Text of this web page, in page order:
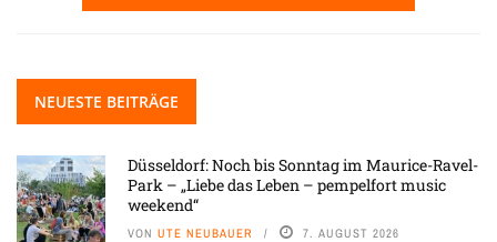
NEUESTE BEITRÄGE
Düsseldorf: Noch bis Sonntag im Maurice-Ravel-
Park – „Liebe das Leben – pempelfort music
weekend“
VON UTE NEUBAUER 7. AUGUST 2026